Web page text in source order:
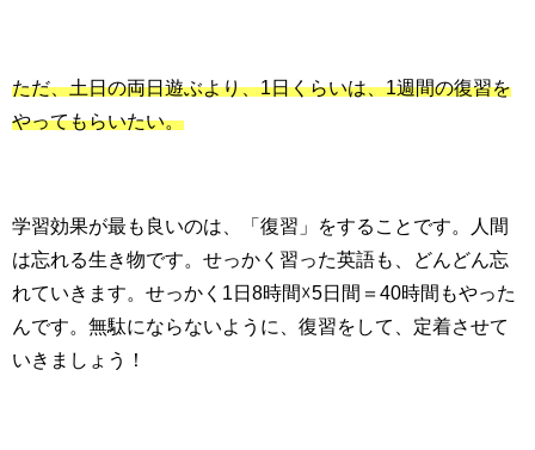
ただ、土日の両日遊ぶより、1日くらいは、1週間の復習を
やってもらいたい。
学習効果が最も良いのは、「復習」をすることです。人間
は忘れる生き物です。せっかく習った英語も、どんどん忘
れていきます。せっかく1日8時間☓5日間＝40時間もやった
んです。無駄にならないように、復習をして、定着させて
いきましょう！